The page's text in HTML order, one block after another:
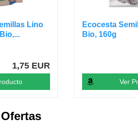
Lino
1,75 EUR
Ecocesta
Bio, 160g
Ver